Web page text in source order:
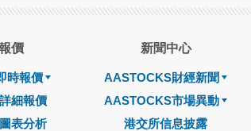
價
時報價
細報價
表分析
新聞中心
AASTOCKS財經新聞
AASTOCKS市場異動
港交所信息披露